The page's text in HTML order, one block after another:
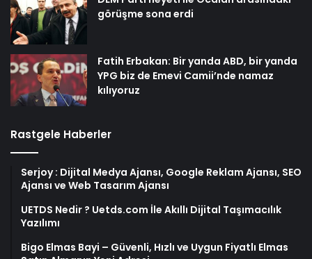
görüşme sona erdi
Fatih Erbakan: Bir yanda ABD, bir yanda
YPG biz de Emevi Camii’nde namaz
kılıyoruz
Rastgele Haberler
Serjoy : Dijital Medya Ajansı, Google Reklam Ajansı, SEO
Ajansı ve Web Tasarım Ajansı
UETDS Nedir ? Uetds.com İle Akıllı Dijital Taşımacılık
Yazılımı
Bigo Elmas Bayi – Güvenli, Hızlı ve Uygun Fiyatlı Elmas